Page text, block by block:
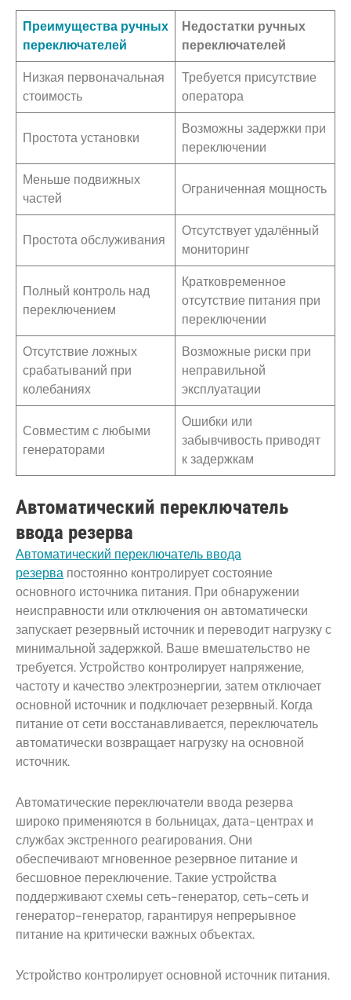
Преимущества ручных
переключателей
Недостатки ручных
переключателей
Низкая первоначальная
стоимость
Требуется присутствие
оператора
Простота установки
Возможны задержки при
переключении
Меньше подвижных
частей
Ограниченная мощность
Простота обслуживания
Отсутствует удалённый
мониторинг
Полный контроль над
переключением
Кратковременное
отсутствие питания при
переключении
Отсутствие ложных
срабатываний при
колебаниях
Возможные риски при
неправильной
эксплуатации
Совместим с любыми
генераторами
Ошибки или
забывчивость приводят
к задержкам
Автоматический переключатель
ввода резерва
Автоматический переключатель ввода
резерва постоянно контролирует состояние
основного источника питания. При обнаружении
неисправности или отключения он автоматически
запускает резервный источник и переводит нагрузку с
минимальной задержкой. Ваше вмешательство не
требуется. Устройство контролирует напряжение,
частоту и качество электроэнергии, затем отключает
основной источник и подключает резервный. Когда
питание от сети восстанавливается, переключатель
автоматически возвращает нагрузку на основной
источник.
Автоматические переключатели ввода резерва
широко применяются в больницах, дата-центрах и
службах экстренного реагирования. Они
обеспечивают мгновенное резервное питание и
бесшовное переключение. Такие устройства
поддерживают схемы сеть-генератор, сеть-сеть и
генератор-генератор, гарантируя непрерывное
питание на критически важных объектах.
Устройство контролирует основной источник питания.